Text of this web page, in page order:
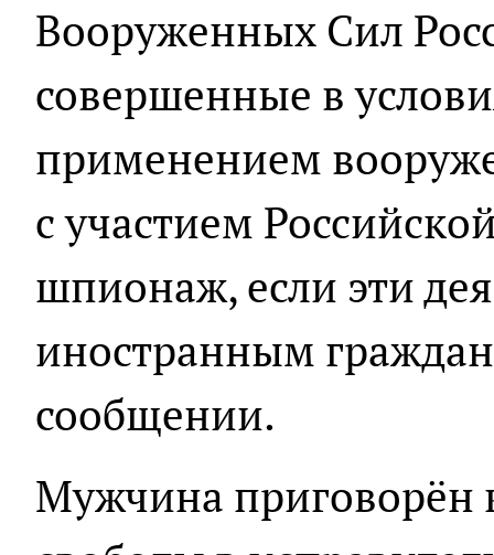
Вооруженных Сил
совершенные в
применением
с участием
шпионаж, если эти
иностранным
сообщении.
Мужчина приговорён